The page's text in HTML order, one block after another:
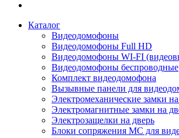
Каталог
Видеодомофоны
Видеодомофоны Full HD
Видеодомофоны WI-FI
Видеодомофоны беспроводные
Комплект видеодомофона
Вызывные панели для
Электромеханические замки
Электромагнитные замки на
Электрозащелки на дверь
Блоки сопряжения МС для